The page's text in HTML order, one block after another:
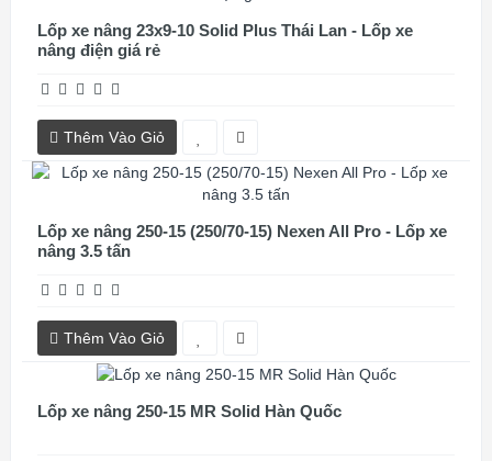
Lốp xe nâng 23x9-10 Solid Plus Thái Lan - Lốp xe
nâng điện giá rẻ
Thêm Vào Giỏ
Lốp xe nâng 250-15 (250/70-15) Nexen All Pro - Lốp xe
nâng 3.5 tấn
Thêm Vào Giỏ
Lốp xe nâng 250-15 MR Solid Hàn Quốc